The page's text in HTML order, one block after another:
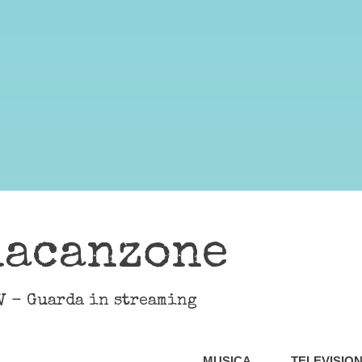
- Guarda in streaming